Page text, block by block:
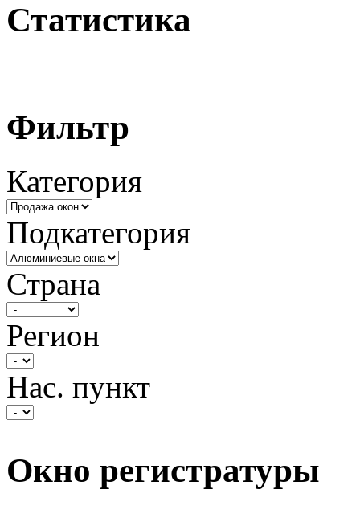
Статистика
Фильтр
Категория
Подкатегория
Страна
Регион
Нас. пункт
Окно регистратуры